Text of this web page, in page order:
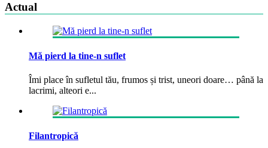
Actual
Mă pierd la tine-n suflet
Îmi place în sufletul tău, frumos și trist, uneori doare… până la
lacrimi, alteori e...
Filantropică